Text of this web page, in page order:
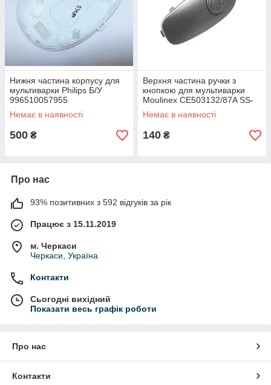
Нижня частина корпусу для
мультиварки Philips Б/У
996510057955
Немає в наявності
500 ₴
Верхня частина ручки з
кнопкою для мультиварки
Moulinex CE503132/87A SS-
994522
Немає в наявності
140 ₴
Про нас
93% позитивних з 592 відгуків за рік
Працює з 15.11.2019
м. Черкаси
Черкаси, Україна
Контакти
Сьогодні вихідний
Показати весь графік роботи
Про нас
Контакти